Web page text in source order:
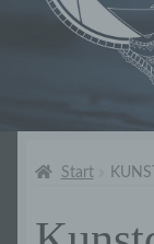
Panorama
Start